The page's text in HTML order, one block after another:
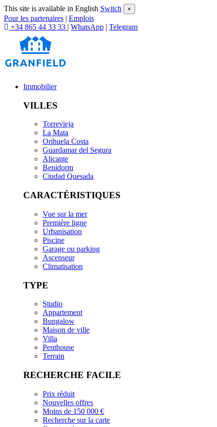
This site is available in English Switch ×
Pour les partenaires | Emplois
+34 865 44 33 33 | WhatsApp | Telegram
Immobilier
VILLES
Torrevieja
La Mata
Orihuela Costa
Guardamar del Segura
Alicante
Benidorm
Ciudad Quesada
CARACTÉRISTIQUES
Vue sur la mer
Première ligne
Urbanisation
Piscine
Garage ou parking
Ascenseur
Climatisation
TYPE
Studio
Appartement
Bungalow
Maison de ville
Villa
Penthouse
Terrain
RECHERCHE FACILE
Prix réduit
Nouvelles offres
Moins de 150 000 €
Recherche sur la carte